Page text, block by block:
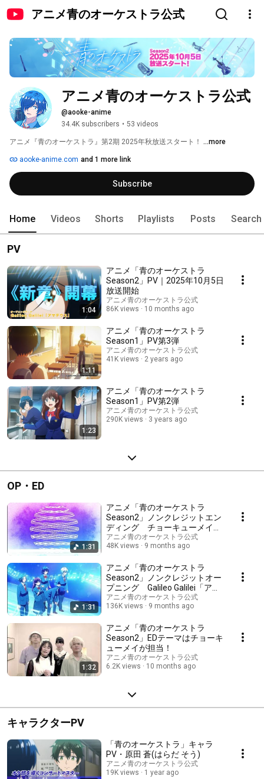
アニメ青のオーケストラ公式
アニメ青のオーケストラ公式
@aooke-anime
34.4K subscribers • 53 videos
アニメ『青のオーケストラ』第2期 2025年秋放送スタート！ ...more
aooke-anime.com and 1 more link
Subscribe
Home Videos Shorts Playlists Posts Search
PV
1:04
アニメ「青のオーケストラ
Season2」PV｜2025年10月5日
放送開始
アニメ青のオーケストラ公式
86K views
10 months ago
1:11
アニメ「青のオーケストラ
Season1」PV第3弾
アニメ青のオーケストラ公式
41K views
2 years ago
1:23
アニメ「青のオーケストラ
Season1」PV第2弾
アニメ青のオーケストラ公式
290K views
3 years ago
OP・ED
1:31
アニメ「青のオーケストラ
Season2」ノンクレジットエン
ディング チョーキューメイ
「青の魔法」
アニメ青のオーケストラ公式
48K views
9 months ago
1:31
アニメ「青のオーケストラ
Season2」ノンクレジットオー
プニング Galileo Galilei「アマ
デウス」
アニメ青のオーケストラ公式
136K views
9 months ago
1:32
アニメ「青のオーケストラ
Season2」EDテーマはチョーキ
ューメイが担当！
アニメ青のオーケストラ公式
6.2K views
10 months ago
キャラクターPV
「青のオーケストラ」キャラ
PV・原田 蒼(はらだ そう)
アニメ青のオーケストラ公式
19K views
1 year ago